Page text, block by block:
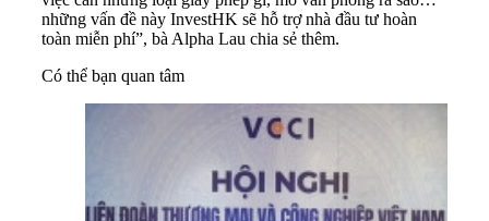
những vấn đề này InvestHK sẽ hỗ trợ nhà đầu tư hoàn
toàn miễn phí”, bà Alpha Lau chia sẻ thêm.
Có thể bạn quan tâm